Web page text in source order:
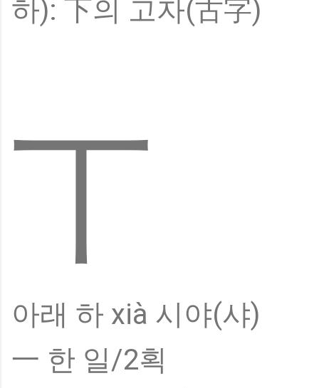
하): 下의 고자(古字)
丅
아래 하 xià 시야(샤)
一 한 일/2획